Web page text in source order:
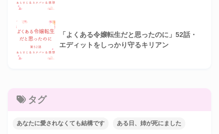
「よくある令嬢転生だと思ったのに」52話・
エディットをしっかり守るキリアン
タグ
あなたに愛されなくても結構です ある日、姉が死にました